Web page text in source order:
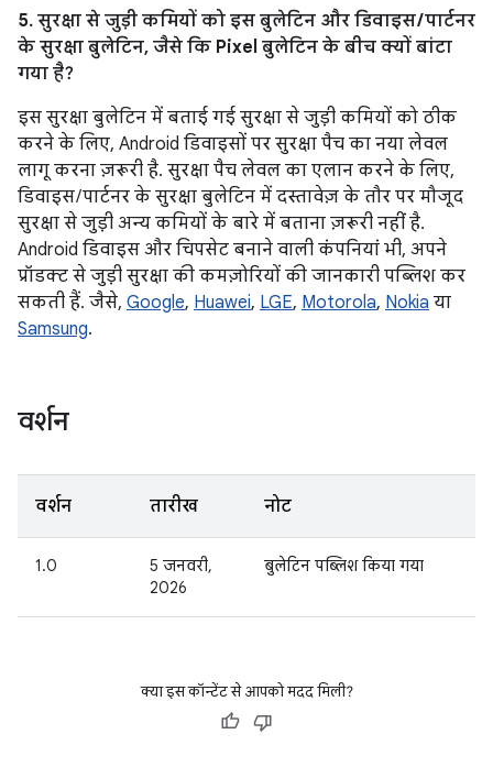
5. सुरक्षा से जुड़ी कमियों को इस बुलेटिन और डिवाइस / पार्टनर
के सुरक्षा बुलेटिन, जैसे कि Pixel बुलेटिन के बीच क्यों बांटा
गया है?
इस सुरक्षा बुलेटिन में बताई गई सुरक्षा से जुड़ी कमियों को ठीक
करने के लिए, Android डिवाइसों पर सुरक्षा पैच का नया लेवल
लागू करना ज़रूरी है. सुरक्षा पैच लेवल का एलान करने के लिए,
डिवाइस / पार्टनर के सुरक्षा बुलेटिन में दस्तावेज़ के तौर पर मौजूद
सुरक्षा से जुड़ी अन्य कमियों के बारे में बताना ज़रूरी नहीं है.
Android डिवाइस और चिपसेट बनाने वाली कंपनियां भी, अपने
प्रॉडक्ट से जुड़ी सुरक्षा की कमज़ोरियों की जानकारी पब्लिश कर
सकती हैं. जैसे, Google, Huawei, LGE, Motorola, Nokia या
Samsung.
वर्शन
वर्शन तारीख नोट
1.0
5 जनवरी,
2026
बुलेटिन पब्लिश किया गया
क्या इस कॉन्टेंट से आपको मदद मिली?